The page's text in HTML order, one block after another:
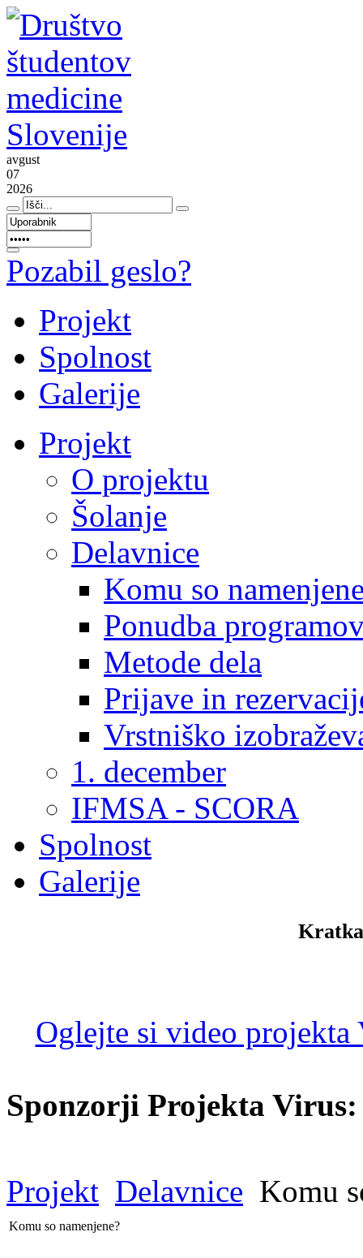
avgust
07
2026
Pozabil geslo?
Projekt
Spolnost
Galerije
Projekt
O projektu
Šolanje
Delavnice
Komu so
Ponudba
Metode dela
Prijave in
Vrstniško
1. december
IFMSA - SCORA
Spolnost
Galerije
Oglejte si video projekta
Sponzorji Projekta Virus:
Projekt Delavnice Komu
Komu so namenjene?